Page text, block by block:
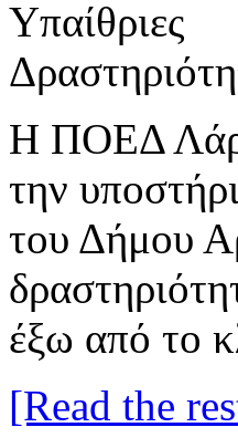
Η ΠΟΕΔ
την
του Δήμου
έξω από το
[Read the